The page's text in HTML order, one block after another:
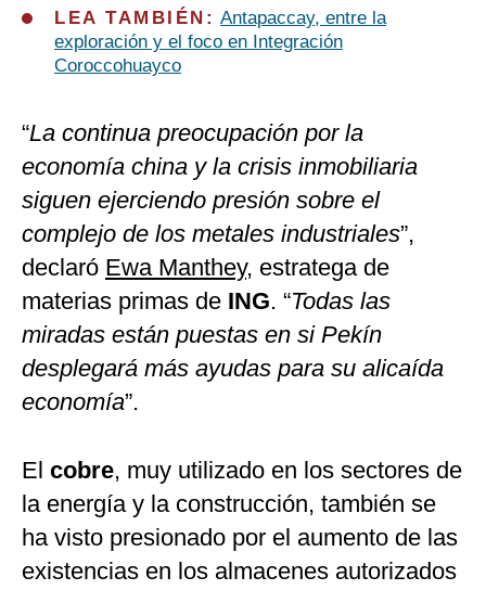
LEA TAMBIÉN: Antapaccay, entre la
exploración y el foco en Integración
Coroccohuayco
“La continua preocupación por la
economía china y la crisis inmobiliaria
siguen ejerciendo presión sobre el
complejo de los metales industriales”,
declaró Ewa Manthey, estratega de
materias primas de ING. “Todas las
miradas están puestas en si Pekín
desplegará más ayudas para su alicaída
economía”.
El cobre, muy utilizado en los sectores de
la energía y la construcción, también se
ha visto presionado por el aumento de las
existencias en los almacenes autorizados